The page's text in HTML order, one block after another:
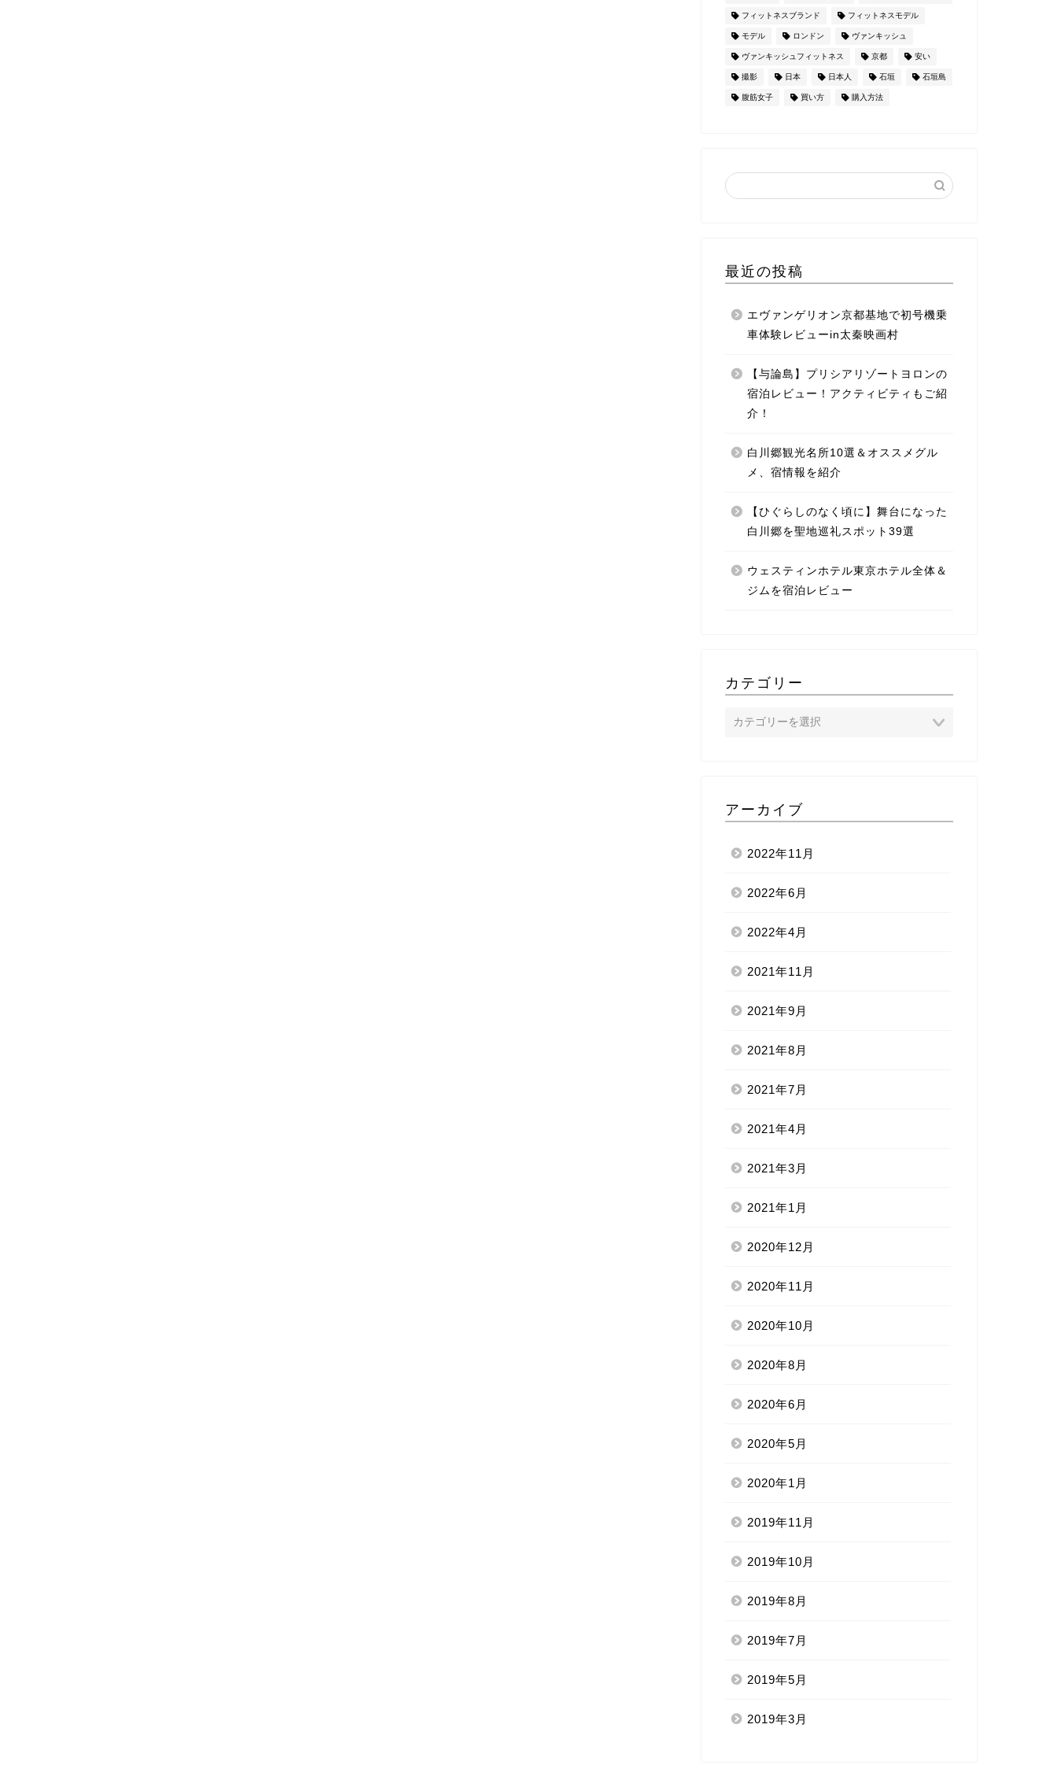
フィットネスブランド フィットネスモデル
モデル ロンドン ヴァンキッシュ
ヴァンキッシュフィットネス 京都 安い
撮影 日本 日本人 石垣 石垣島
腹筋女子 買い方 購入方法
最近の投稿
エヴァンゲリオン京都基地で初号機乗
車体験レビューin太秦映画村
【与論島】プリシアリゾートヨロンの
宿泊レビュー！アクティビティもご紹
介！
白川郷観光名所10選＆オススメグル
メ、宿情報を紹介
【ひぐらしのなく頃に】舞台になった
白川郷を聖地巡礼スポット39選
ウェスティンホテル東京ホテル全体＆
ジムを宿泊レビュー
カテゴリー
アーカイブ
2022年11月
2022年6月
2022年4月
2021年11月
2021年9月
2021年8月
2021年7月
2021年4月
2021年3月
2021年1月
2020年12月
2020年11月
2020年10月
2020年8月
2020年6月
2020年5月
2020年1月
2019年11月
2019年10月
2019年8月
2019年7月
2019年5月
2019年3月